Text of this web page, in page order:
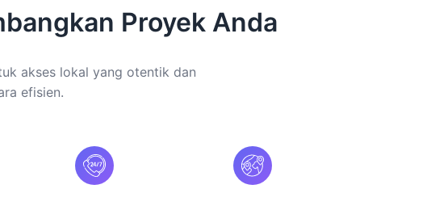
Proyek Anda
akses lokal yang otentik dan
efisien.